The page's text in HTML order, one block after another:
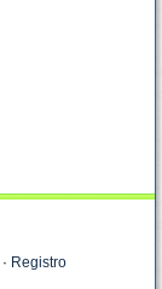
· Registro